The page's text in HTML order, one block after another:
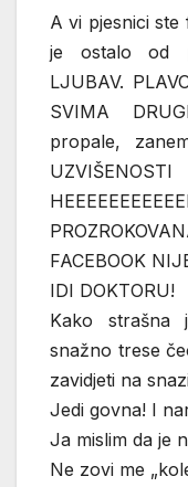
A vi pjesnici
je ostalo od
LJUBAV.
SVIMA
propale,
FACEBOOK
IDI DOKTORU!
Kako strašna
snažno trese
zavidjeti na
Jedi govna! I
Ja mislim da je
Ne zovi me